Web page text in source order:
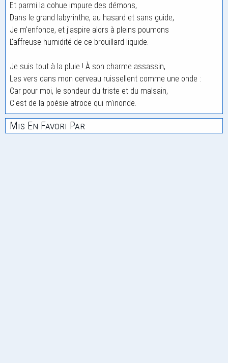
Et parmi la cohue impure des démons,
Dans le grand labyrinthe, au hasard et sans guide,
Je m'enfonce, et j'aspire alors à pleins poumons
L'affreuse humidité de ce brouillard liquide.
Je suis tout à la pluie ! À son charme assassin,
Les vers dans mon cerveau ruissellent comme une onde :
Car pour moi, le sondeur du triste et du malsain,
C'est de la poésie atroce qui m'inonde.
Mis En Favori Par